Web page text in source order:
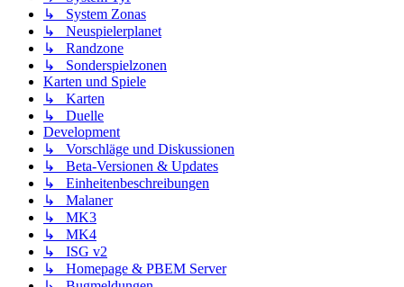
↳ System Zonas
↳ Neuspielerplanet
↳ Randzone
↳ Sonderspielzonen
Karten und Spiele
↳ Karten
↳ Duelle
Development
↳ Vorschläge und Diskussionen
↳ Beta-Versionen & Updates
↳ Einheitenbeschreibungen
↳ Malaner
↳ MK3
↳ MK4
↳ ISG v2
↳ Homepage & PBEM Server